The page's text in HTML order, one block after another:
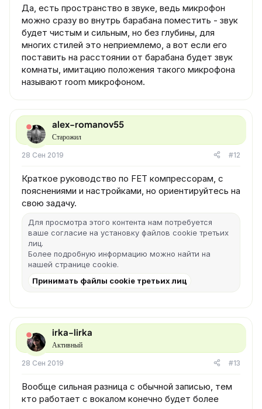
Да, есть пространство в звуке, ведь микрофон
можно сразу во внутрь барабана поместить - звук
будет чистым и сильным, но без глубины, для
многих стилей это неприемлемо, а вот если его
поставить на расстоянии от барабана будет звук
комнаты, имитацию положения такого микрофона
называют room микрофоном.
alex-romanov55
Старожил
28 Сен 2019 #12
Краткое руководство по FET компрессорам, с
пояснениями и настройками, но ориентируйтесь на
свою задачу.
Для просмотра этого контента нам потребуется
ваше согласие на установку файлов cookie третьих
лиц.
Более подробную информацию можно найти на
нашей странице cookie.
Принимать файлы cookie третьих лиц
irka-lirka
Активный
28 Сен 2019 #13
Вообще сильная разница с обычной записью, тем
кто работает с вокалом конечно будет более